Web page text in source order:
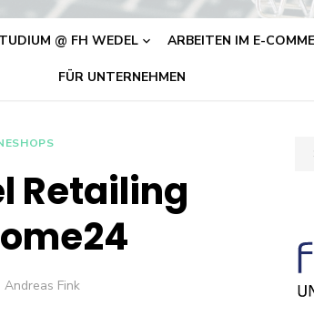
@ FH WEDEL ARBEITEN IM E-
FÜR UNTERNEHMEN
Retailing
Author
Andreas Fink